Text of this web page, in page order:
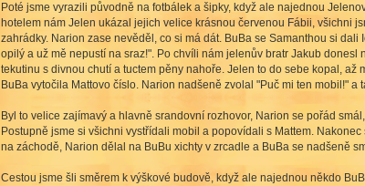
Poté jsme vyrazili původně na fotbálek a šipky, když ale najednou
hotelem nám Jelen ukázal jejich velice krásnou červenou Fábii, všichni
zahrádky. Narion zase nevěděl, co si má dát. BuBa se Samanthou si
opilý a už mě nepustí na sraz!". Po chvíli nám jelenův bratr Jakub
tekutinu s divnou chutí a tuctem pěny nahoře. Jelen to do sebe kopal,
BuBa vytočila Mattovo číslo. Narion nadšeně zvolal "Puč mi ten mobil!" a
Byl to velice zajímavý a hlavně srandovní rozhovor, Narion se pořád
Postupně jsme si všichni vystřídali mobil a popovídali s Mattem.
na záchodě, Narion dělal na BuBu xichty v zrcadle a BuBa se nadšeně
Cestou jsme šli směrem k výškové budově, když ale najednou někdo